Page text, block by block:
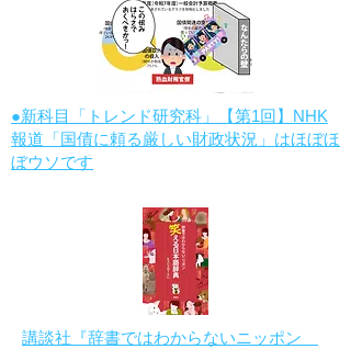
●新科目「トレンド研究科」【第1回】NHK
報道「国債に頼る厳しい財政状況」はほぼほ
ぼウソです
講談社『辞書ではわからないニッポン